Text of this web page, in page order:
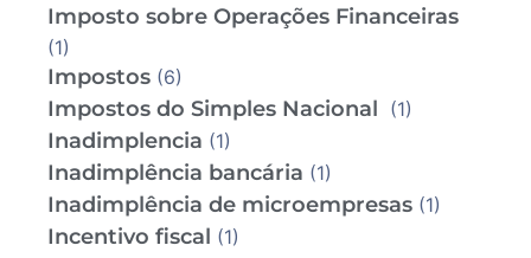
Imposto sobre Operações Financeiras
(1)
Impostos (6)
Impostos do Simples Nacional (1)
Inadimplencia (1)
Inadimplência bancária (1)
Inadimplência de microempresas (1)
Incentivo fiscal (1)